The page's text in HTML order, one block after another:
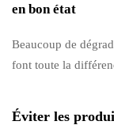
en bon état
Beaucoup de
font toute la
Éviter les